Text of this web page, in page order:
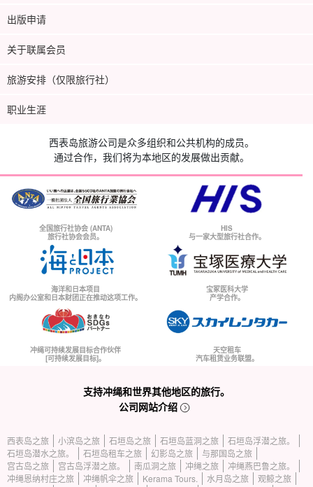
出版申请
关于联属会员
旅游安排（仅限旅行社）
职业生涯
西表岛旅游公司是众多组织和公共机构的成员。
通过合作，我们将为本地区的发展做出贡献。
全国旅行社协会 (ANTA)
旅行社协会会员。
HIS
与一家大型旅行社合作。
海洋和日本项目
内阁办公室和日本财团正在推动这项工作。
宝冢医科大学
产学合作。
冲绳可持续发展目标合作伙伴
[可持续发展目标]。
天空租车
汽车租赁业务联盟。
支持冲绳和世界其他地区的旅行。
公司网站介绍
西表岛之旅 小滨岛之旅 石垣岛之旅 石垣岛蓝洞之旅
石垣岛浮潜之旅。
石垣岛潜水之旅。
石垣岛租车之旅 幻影岛之旅
与那国岛之旅
宫古岛之旅
宫古岛浮潜之旅。 南瓜洞之旅 冲绳之旅
冲绳燕巴鲁之旅。
冲绳恩纳村庄之旅
冲绳帆伞之旅 Kerama Tours. 水月岛之旅
观鲸之旅